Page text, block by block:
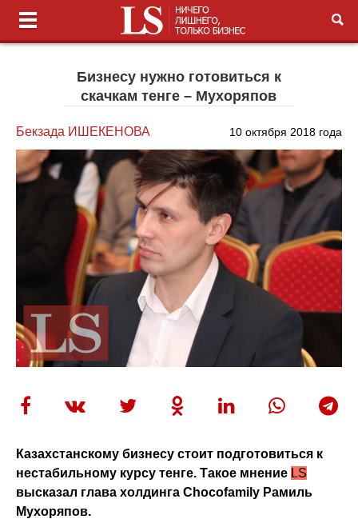
Бизнесу нужно готовиться к
скачкам тенге – Мухоряпов
Бекзада ИШЕКЕНОВА 10 октября 2018 года
Казахстанскому бизнесу стоит подготовиться к
нестабильному курсу тенге. Такое мнение LS
высказал глава холдингаChocofamily Рамиль
Мухоряпов.